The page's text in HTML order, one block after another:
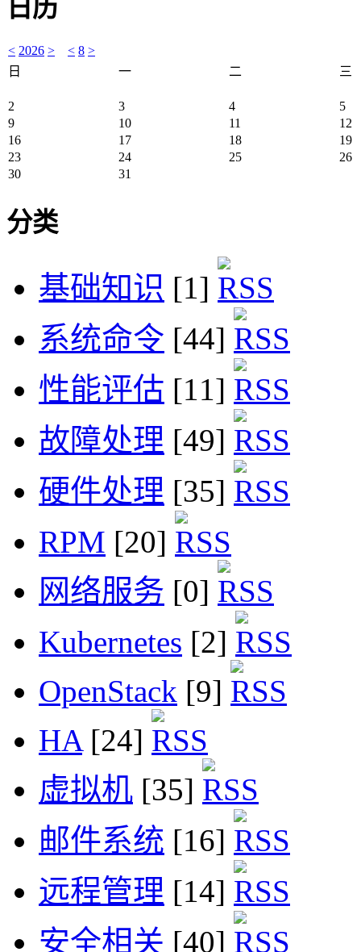
日历
< 2026 > < 8 >
日
一 二 三
2 3 4
5
9
10 11
12
16
17 18
19
23
24 25
26
30
31
分类
基础知识 [1]
系统命令 [44]
性能评估 [11]
故障处理 [49]
硬件处理 [35]
RPM [20]
网络服务 [0]
Kubernetes [2]
OpenStack [9]
HA[24]
虚拟机 [35]
邮件系统 [16]
远程管理 [14]
安全相关 [40]